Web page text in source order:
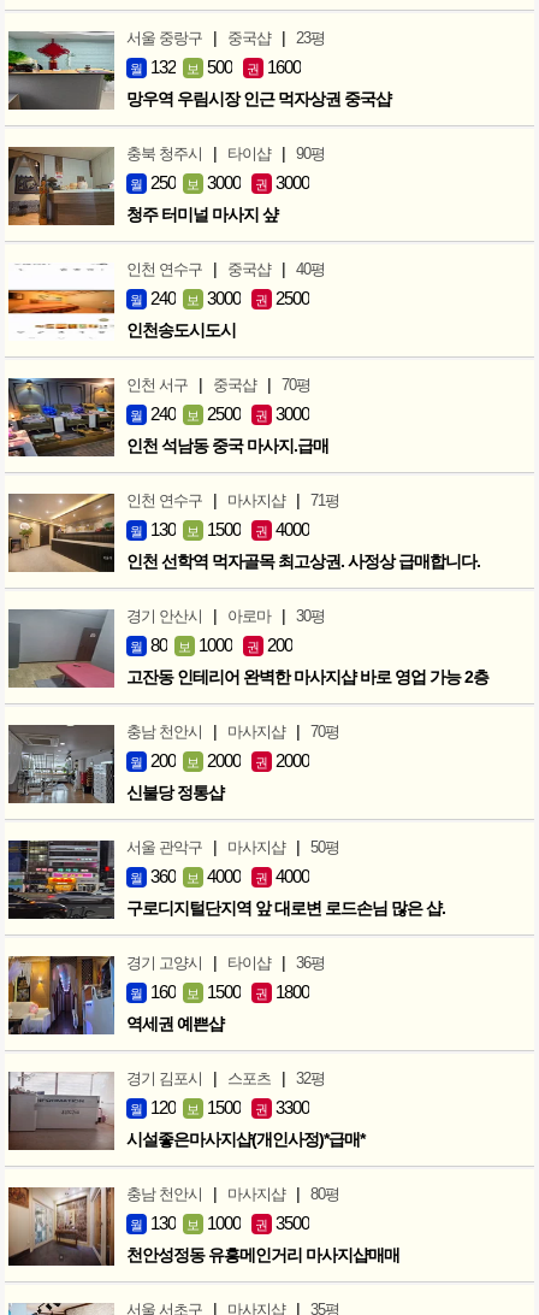
서울 중랑구 | 중국샵 | 23평
월 132 보 500 권 1600
망우역 우림시장 인근 먹자상권 중국샵
충북 청주시 | 타이샵 | 90평
월 250 보 3000 권 3000
청주 터미널 마사지 샾
인천 연수구 | 중국샵 | 40평
월 240 보 3000 권 2500
인천송도시도시
인천 서구 | 중국샵 | 70평
월 240 보 2500 권 3000
인천 석남동 중국 마사지.급매
인천 연수구 | 마사지샵 | 71평
월 130 보 1500 권 4000
인천 선학역 먹자골목 최고상권. 사정상 급매합니다.
경기 안산시 | 아로마 | 30평
월 80 보 1000 권 200
고잔동 인테리어 완벽한 마사지샵 바로 영업 가능 2층
충남 천안시 | 마사지샵 | 70평
월 200 보 2000 권 2000
신불당 정통샵
서울 관악구 | 마사지샵 | 50평
월 360 보 4000 권 4000
구로디지털단지역 앞 대로변 로드손님 많은 샵.
경기 고양시 | 타이샵 | 36평
월 160 보 1500 권 1800
역세권 예쁜샵
경기 김포시 | 스포츠 | 32평
월 120 보 1500 권 3300
시설좋은마사지샵(개인사정)*급매*
충남 천안시 | 마사지샵 | 80평
월 130 보 1000 권 3500
천안성정동 유흥메인거리 마사지샵매매
서울 서초구 | 마사지샵 | 35평